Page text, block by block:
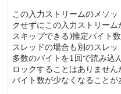
この入力ストリームのメソ
クせずにこの入力ストリー
スキップできる)推定バイト数
スレッドの場合も別のスレッ
多数のバイトを1回で読み込
ロックすることはありませ
バイト数が少なくなることが